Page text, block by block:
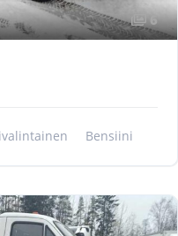
6
Bensiini